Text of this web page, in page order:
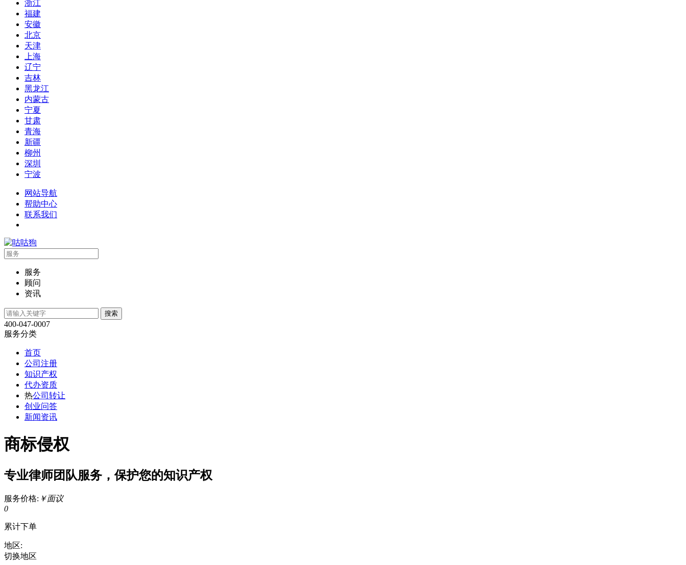
浙江
福建
安徽
北京
天津
上海
辽宁
吉林
黑龙江
内蒙古
宁夏
甘肃
青海
新疆
柳州
深圳
宁波
网站导航
帮助中心
联系我们
服务
顾问
资讯
400-047-0007
服务分类
首页
公司注册
知识产权
代办资质
热公司转让
创业问答
新闻资讯
商标侵权
专业律师团队服务，保护您的知识产权
服务价格: ￥面议
0
累计下单
地区:
切换地区